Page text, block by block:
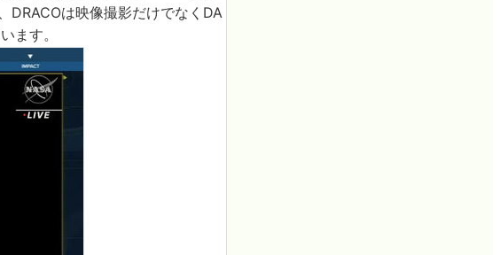
DRACOは映像撮影だけでなくDA
ます。